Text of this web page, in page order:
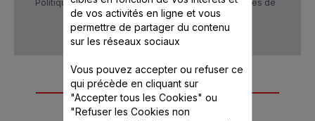
Politique de confidentialité
Conditions générales de
vente
Autre(s) accessoire(s)
recommandé(s)
de vos activités en ligne et vous
permettre de partager du contenu
sur les réseaux sociaux
Vous pouvez accepter ou refuser ce
qui précède en cliquant sur
"Accepter tous les Cookies" ou
"Refuser les Cookies non